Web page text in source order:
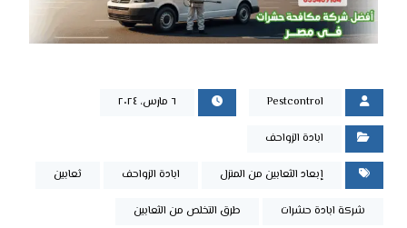
Pestcontrol ٦ مارس، ٢٠٢٤
ابادة الزواحف
إبعاد الثعابين من المنزل ابادة الزواحف ثعابين
شركة ابادة حشرات طرق التخلص من الثعابين